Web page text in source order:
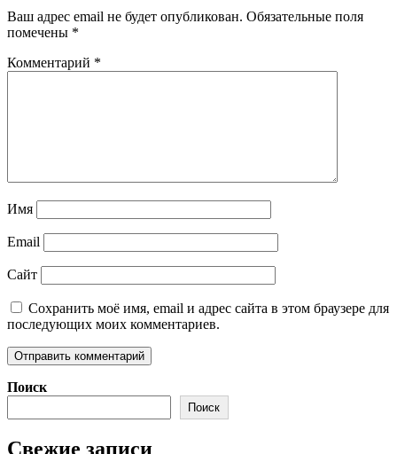
Ваш адрес email не будет опубликован. Обязательные поля
помечены *
Комментарий *
Имя
Email
Сайт
Сохранить моё имя, email и адрес сайта в этом браузере для
последующих моих комментариев.
Поиск
Поиск
Свежие записи